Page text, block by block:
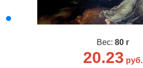
Вес: 80 г
20.23 руб.